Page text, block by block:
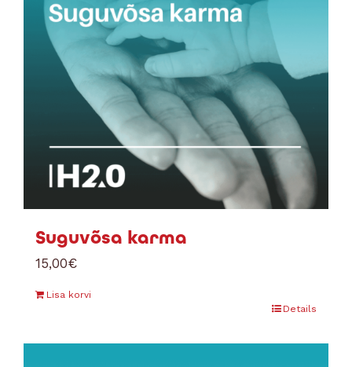
Suguvõsa karma
15,00€
Lisa korvi
Details